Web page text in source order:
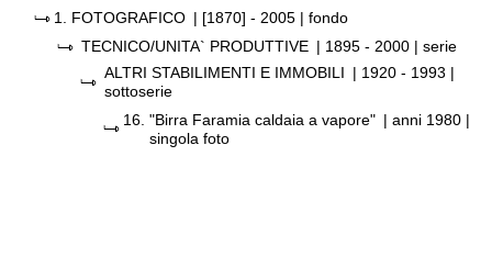
1.
FOTOGRAFICO | [1870] - 2005 | fondo
TECNICO/UNITA` PRODUTTIVE | 1895 - 2000 | serie
ALTRI STABILIMENTI E IMMOBILI | 1920 - 1993 |
sottoserie
16. "Birra Faramia caldaia a vapore" | anni 1980 |
singola foto